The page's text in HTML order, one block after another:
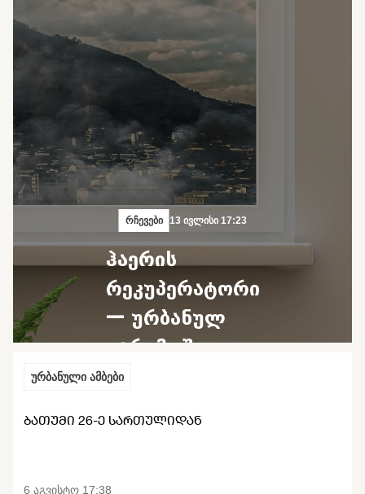
რჩევები 13 ივლისი 17:23
ჰაერის
რეკუპერატორი
— ურბანულ
გარემოში
დაბინძურებულ
ურბანული ამბები
ᲑᲐᲗᲣᲛᲘ 26-Ე ᲡᲐᲠᲗᲣᲚᲘᲓᲐᲜ
6 აგვისტო 17:38